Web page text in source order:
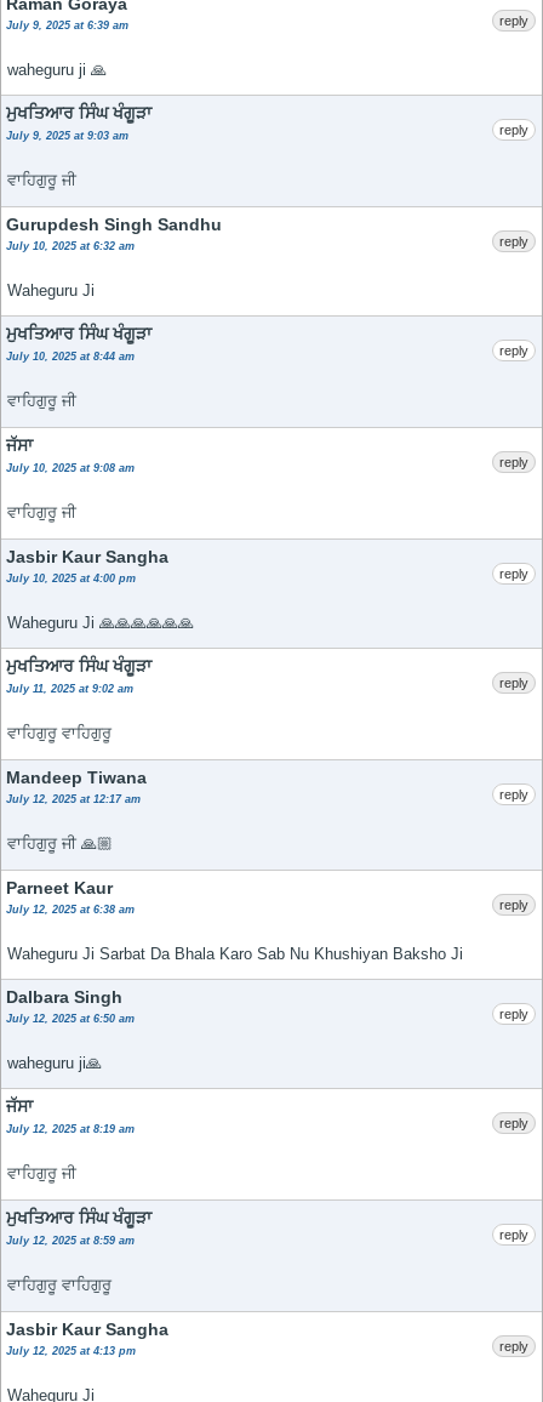
July 9, 2025 at 6:39 am
waheguru ji 🙏
reply
ਮੁਖਤਿਆਰ ਸਿੰਘ ਖੰਗੂੜਾ
July 9, 2025 at 9:03 am
ਵਾਹਿਗੁਰੂ ਜੀ
reply
Gurupdesh Singh Sandhu
July 10, 2025 at 6:32 am
Waheguru Ji
reply
ਮੁਖਤਿਆਰ ਸਿੰਘ ਖੰਗੂੜਾ
July 10, 2025 at 8:44 am
ਵਾਹਿਗੁਰੂ ਜੀ
reply
ਜੱਸਾ
July 10, 2025 at 9:08 am
ਵਾਹਿਗੁਰੂ ਜੀ
reply
Jasbir Kaur Sangha
July 10, 2025 at 4:00 pm
Waheguru Ji 🙏🙏🙏🙏🙏🙏
reply
ਮੁਖਤਿਆਰ ਸਿੰਘ ਖੰਗੂੜਾ
July 11, 2025 at 9:02 am
ਵਾਹਿਗੁਰੂ ਵਾਹਿਗੁਰੂ
reply
Mandeep Tiwana
July 12, 2025 at 12:17 am
ਵਾਹਿਗੁਰੂ ਜੀ 🙏🏼
reply
Parneet Kaur
July 12, 2025 at 6:38 am
Waheguru Ji Sarbat Da Bhala Karo Sab Nu Khushiyan Baksho Ji
reply
Dalbara Singh
July 12, 2025 at 6:50 am
waheguru ji🙏
reply
ਜੱਸਾ
July 12, 2025 at 8:19 am
ਵਾਹਿਗੁਰੂ ਜੀ
reply
ਮੁਖਤਿਆਰ ਸਿੰਘ ਖੰਗੂੜਾ
July 12, 2025 at 8:59 am
ਵਾਹਿਗੁਰੂ ਵਾਹਿਗੁਰੂ
reply
Jasbir Kaur Sangha
July 12, 2025 at 4:13 pm
Waheguru Ji
reply